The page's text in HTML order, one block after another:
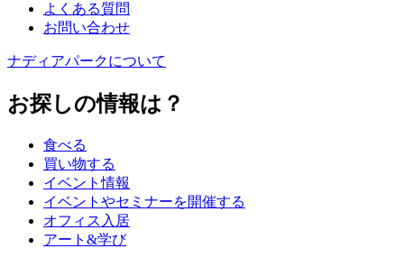
よくある質問
お問い合わせ
ナディアパークについて
お探しの情報は？
食べる
買い物する
イベント情報
イベントやセミナーを開催する
オフィス入居
アート&学び